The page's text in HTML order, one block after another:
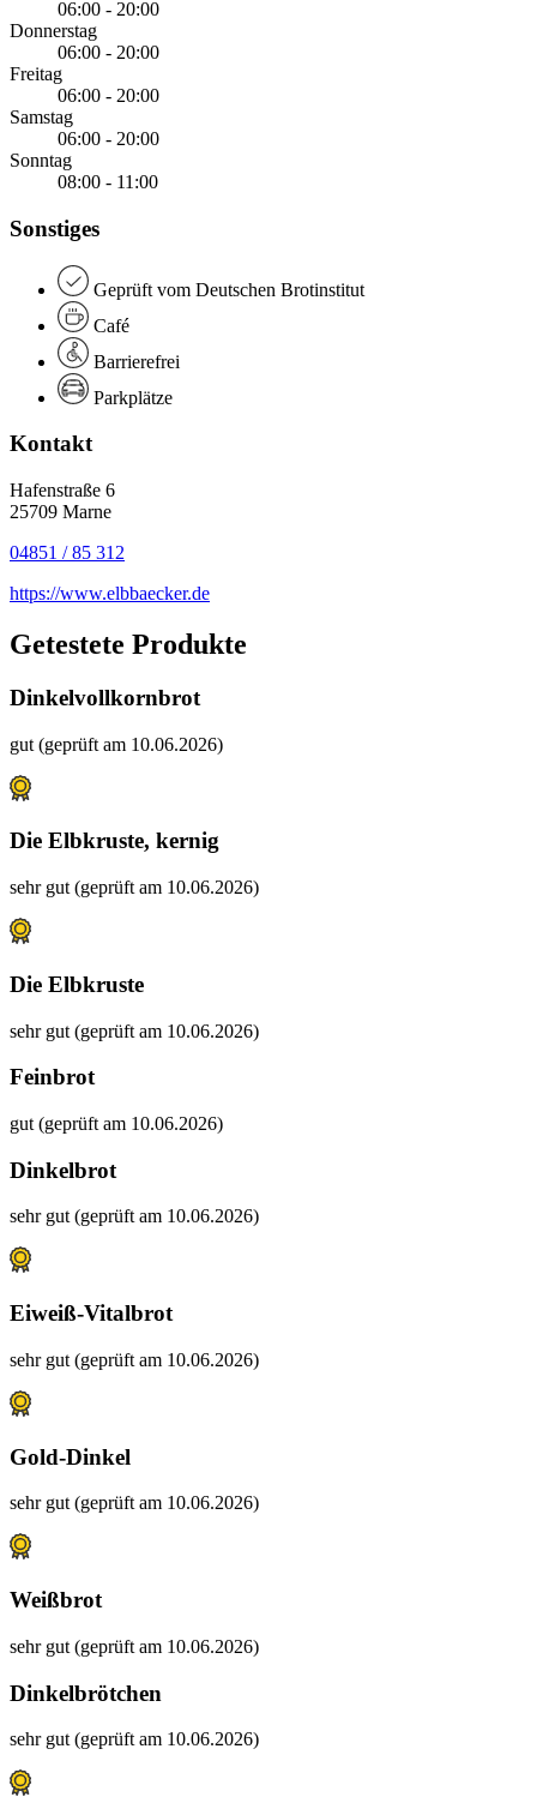
06:00 - 20:00
Donnerstag
06:00 - 20:00
Freitag
06:00 - 20:00
Samstag
06:00 - 20:00
Sonntag
08:00 - 11:00
Sonstiges
Geprüft vom Deutschen Brotinstitut
Café
Barrierefrei
Parkplätze
Kontakt
Hafenstraße 6
25709 Marne
04851 / 85 312
https://www.elbbaecker.de
Getestete Produkte
Dinkelvollkornbrot
gut (geprüft am 10.06.2026)
Die Elbkruste, kernig
sehr gut (geprüft am 10.06.2026)
Die Elbkruste
sehr gut (geprüft am 10.06.2026)
Feinbrot
gut (geprüft am 10.06.2026)
Dinkelbrot
sehr gut (geprüft am 10.06.2026)
Eiweiß-Vitalbrot
sehr gut (geprüft am 10.06.2026)
Gold-Dinkel
sehr gut (geprüft am 10.06.2026)
Weißbrot
sehr gut (geprüft am 10.06.2026)
Dinkelbrötchen
sehr gut (geprüft am 10.06.2026)